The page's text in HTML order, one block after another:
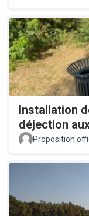
Installation
déjection
Proposition